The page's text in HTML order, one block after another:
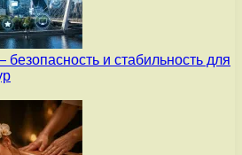
и стабильность для